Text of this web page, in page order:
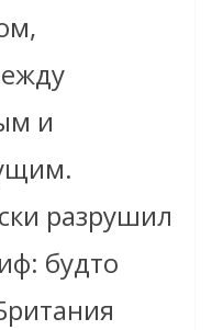
и
разрушил
будто